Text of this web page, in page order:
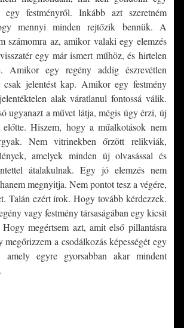
egy festményről. Inkább azt szeretném
mennyi minden rejtőzik bennük. A
számomra az, amikor valaki egy elemzés
egy már ismert műhöz, és hirtelen
Amikor egy regény addig észrevétlen
csak jelentést kap. Amikor egy festmény
alak váratlanul fontossá válik.
ugyanazt a művet látja, mégis úgy érzi, új
Hiszem, hogy a műalkotások nem
Nem vitrinekben őrzött relikviák,
amelyek minden új olvasással és
átalakulnak. Egy jó elemzés nem
megnyitja. Nem pontot tesz a végére,
Talán ezért írok. Hogy tovább kérdezzek.
vagy festmény társaságában egy kicsit
megértsem azt, amit első pillantásra
a csodálkozás képességét egy
amely egyre gyorsabban akar mindent